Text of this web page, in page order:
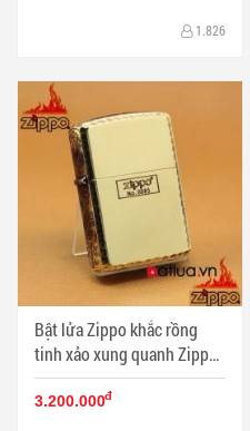
1.826
Bật lửa Zippo khắc rồng
tinh xảo xung quanh Zippo
phiên bản đông giới hạn -
Mã SP: BL03186
3.200.000đ